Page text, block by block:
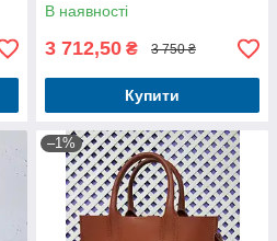
В наявності
3 712,50 ₴ 3 750 ₴
Купити
–1%